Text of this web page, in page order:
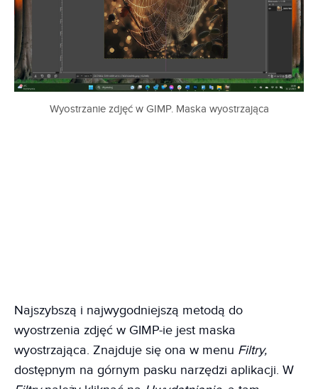
Wyostrzanie zdjęć w GIMP. Maska wyostrzająca
Najszybszą i najwygodniejszą metodą do
wyostrzenia zdjęć w GIMP-ie jest maska
wyostrzająca. Znajduje się ona w menu Filtry,
dostępnym na górnym pasku narzędzi aplikacji. W